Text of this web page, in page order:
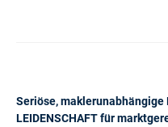
Seriöse, maklerunabhängige
LEIDENSCHAFT für